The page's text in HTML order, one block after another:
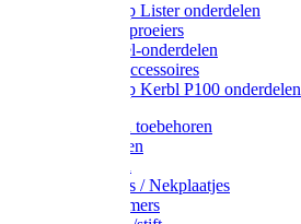
Weidepomp Lister onderdelen
Nippels / Sproeiers
Drinknippel-onderdelen
Drinkbak accessoires
Weidepomp Kerbl P100 onderdelen
Oormerken toebehoren
Enkelbanden
Halsplaatjes / Nekplaatjes
Kokernummers